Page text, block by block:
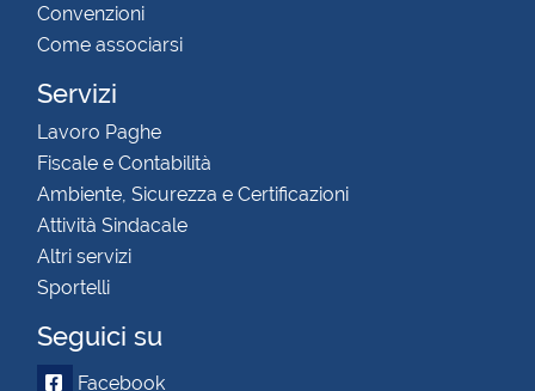
Convenzioni
Come associarsi
Servizi
Lavoro Paghe
Fiscale e Contabilità
Ambiente, Sicurezza e Certificazioni
Attività Sindacale
Altri servizi
Sportelli
Seguici su
Facebook